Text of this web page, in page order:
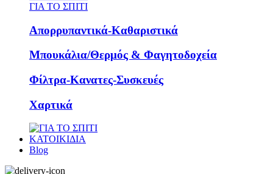
ΓΙΑ ΤΟ ΣΠΙΤΙ
Απορρυπαντικά-Καθαριστικά
Μπουκάλια/Θερμός & Φαγητοδοχεία
Φίλτρα-Κανατες-Συσκευές
Χαρτικά
ΚΑΤΟΙΚΙΔΙΑ
Blog